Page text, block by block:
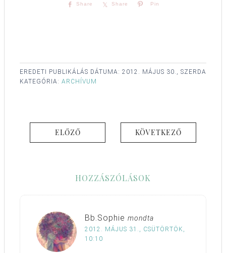
Share Share Pin
EREDETI PUBLIKÁLÁS DÁTUMA: 2012. MÁJUS 30., SZERDA
KATEGÓRIA: ARCHÍVUM
ELŐZŐ KÖVETKEZŐ
HOZZÁSZÓLÁSOK
Bb.Sophie mondta
2012. MÁJUS 31., CSÜTÖRTÖK,
10:10